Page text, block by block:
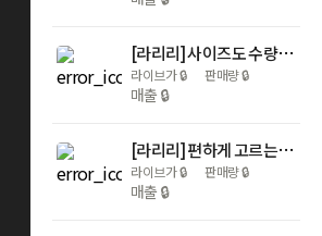
[라리리] 사이즈도 수량도 넉넉하게 이너나시 10장세트!데일리 이너웨어
라이브가🔒 판매량🔒
매출 🔒
[라리리] 편하게 고르는 여름 덧신/양말 기획전
라이브가🔒 판매량🔒
매출 🔒